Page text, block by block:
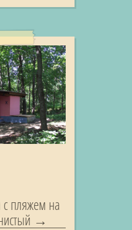
пляжем на